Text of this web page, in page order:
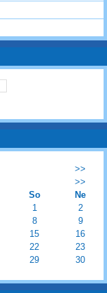
>>
>>
So
Ne
1
2
8
9
15
16
22
23
29
30